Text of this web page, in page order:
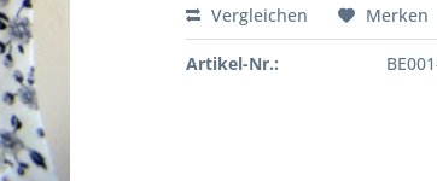
Vergleichen Merken
Artikel-Nr.: